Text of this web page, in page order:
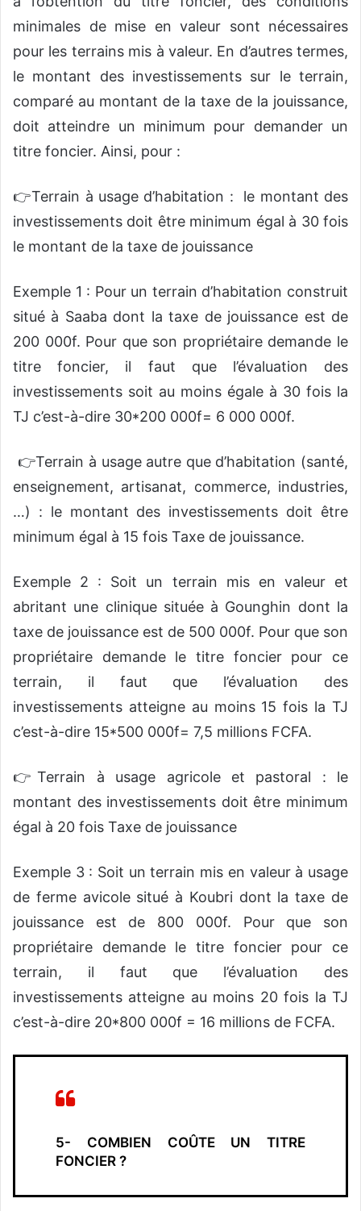
minimales de mise en valeur sont nécessaires
pour les terrains mis à valeur. En d’autres termes,
le montant des investissements sur le terrain,
comparé au montant de la taxe de la jouissance,
doit atteindre un minimum pour demander un
titre foncier. Ainsi, pour :
👉Terrain à usage d’habitation : le montant des
investissements doit être minimum égal à 30 fois
le montant de la taxe de jouissance
Exemple 1 : Pour un terrain d’habitation construit
situé à Saaba dont la taxe de jouissance est de
200 000f. Pour que son propriétaire demande le
titre foncier, il faut que l’évaluation des
investissements soit au moins égale à 30 fois la
TJ c’est-à-dire 30*200 000f= 6 000 000f.
👉Terrain à usage autre que d’habitation (santé,
enseignement, artisanat, commerce, industries,
…) : le montant des investissements doit être
minimum égal à 15 fois Taxe de jouissance.
Exemple 2 : Soit un terrain mis en valeur et
abritant une clinique située à Gounghin dont la
taxe de jouissance est de 500 000f. Pour que son
propriétaire demande le titre foncier pour ce
terrain, il faut que l’évaluation des
investissements atteigne au moins 15 fois la TJ
c’est-à-dire 15*500 000f= 7,5 millions FCFA.
👉Terrain à usage agricole et pastoral : le
montant des investissements doit être minimum
égal à 20 fois Taxe de jouissance
Exemple 3 : Soit un terrain mis en valeur à usage
de ferme avicole situé à Koubri dont la taxe de
jouissance est de 800 000f. Pour que son
propriétaire demande le titre foncier pour ce
terrain, il faut que l’évaluation des
investissements atteigne au moins 20 fois la TJ
c’est-à-dire 20*800 000f = 16 millions de FCFA.
5- COMBIEN COÛTE UN TITRE
FONCIER ?